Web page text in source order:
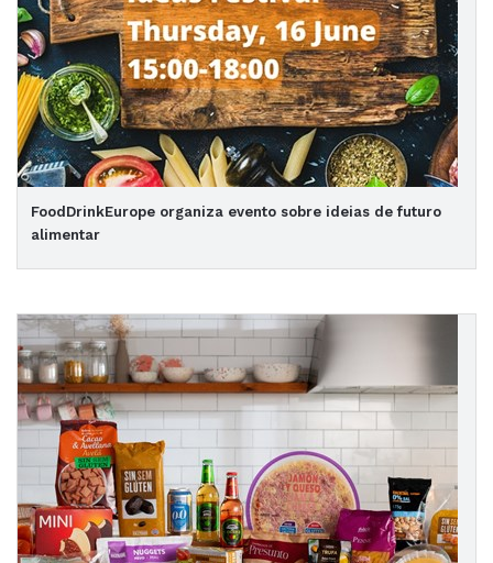
FoodDrinkEurope organiza evento sobre ideias de futuro
alimentar